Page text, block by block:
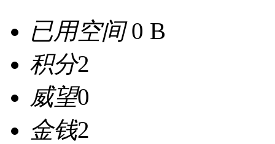
已用空间0 B
积分2
威望0
金钱2